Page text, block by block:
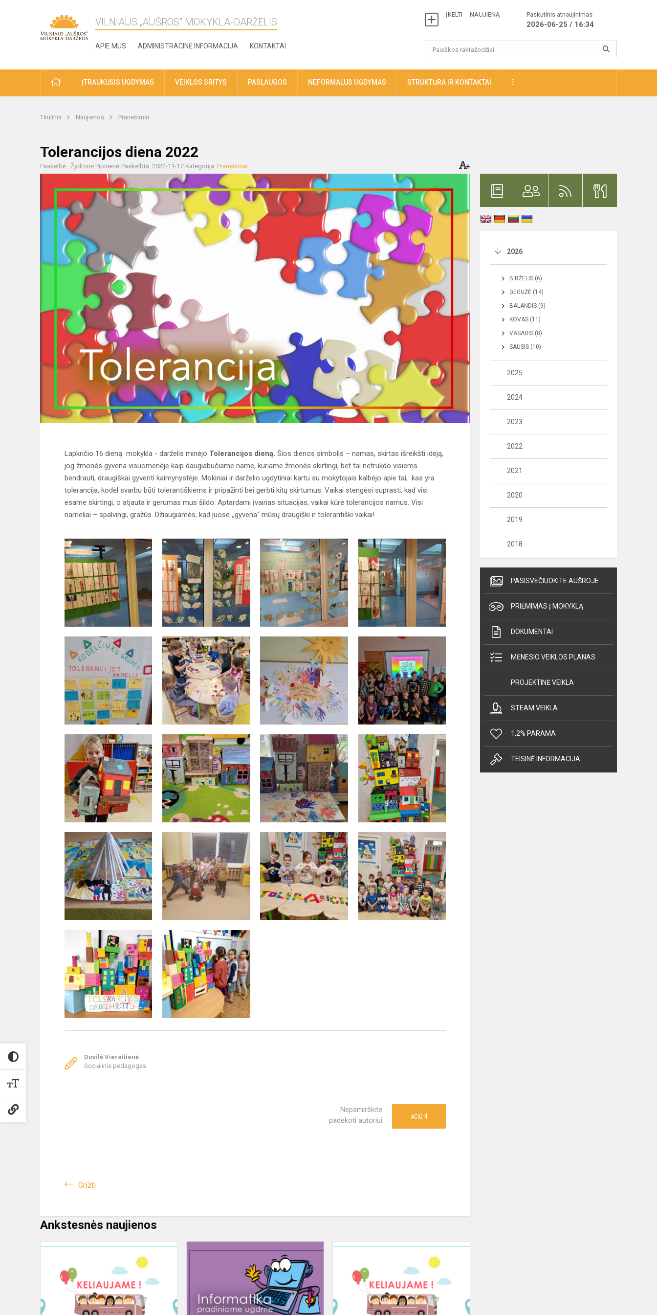
VILNIAUS „AUŠROS” MOKYKLA-DARŽELIS
APIE MUS ADMINISTRACINĖ INFORMACIJA KONTAKTAI
ĮKELTI NAUJIENĄ Paskutinis atnaujinimas
2026-06-25 / 16:34
ĮTRAUKUSIS UGDYMAS VEIKLOS SRITYS PASLAUGOS NEFORMALUS UGDYMAS STRUKTŪRA IR KONTAKTAI
Titulinis Naujienos Pranešimai
Tolerancijos diena 2022
Paskelbė : Žydronė Pipirienė Paskelbta: 2022-11-17 Kategorija: Pranešimai
Lapkričio 16 dieną mokykla - darželis minėjo Tolerancijos dieną. Šios dienos simbolis – namas, skirtas išreikšti idėją,
jog žmonės gyvena visuomenėje kaip daugiabučiame name, kuriame žmonės skirtingi, bet tai netrukdo visiems
bendrauti, draugiškai gyventi kaimynystėje. Mokiniai ir darželio ugdytiniai kartu su mokytojais kalbėjo apie tai, kas yra
tolerancija, kodėl svarbu būti tolerantiškiems ir pripažinti bei gerbti kitų skirtumus. Vaikai stengėsi suprasti, kad visi
esame skirtingi, o atjauta ir gerumas mus šildo. Aptardami įvairias situacijas, vaikai kūrė tolerancijos namus. Visi
nameliai – spalvingi, gražūs. Džiaugiamės, kad juose ,,gyvena‘‘ mūsų draugiški ir tolerantiški vaikai!
Dovilė Vieraitienė
Socialinis pedagogas
Nepamirškite
padėkoti autoriui
AČIŪ 4
Grįžti
Ankstesnės naujienos
2026
BIRŽELIS (6)
GEGUŽĖ (14)
BALANDIS (9)
KOVAS (11)
VASARIS (8)
SAUSIS (10)
2025
2024
2023
2022
2021
2020
2019
2018
PASISVEČIUOKITE AUŠROJE
PRIĖMIMAS Į MOKYKLĄ
DOKUMENTAI
MĖNESIO VEIKLOS PLANAS
PROJEKTINĖ VEIKLA
STEAM VEIKLA
1,2% PARAMA
TEISINĖ INFORMACIJA